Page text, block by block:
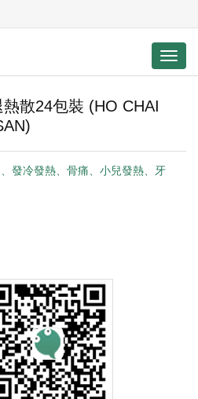
散24包裝 (HO CHAI
發冷發熱、骨痛、小兒發熱、牙